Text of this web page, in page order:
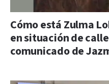
Cómo está Zulma
en situación de
comunicado de